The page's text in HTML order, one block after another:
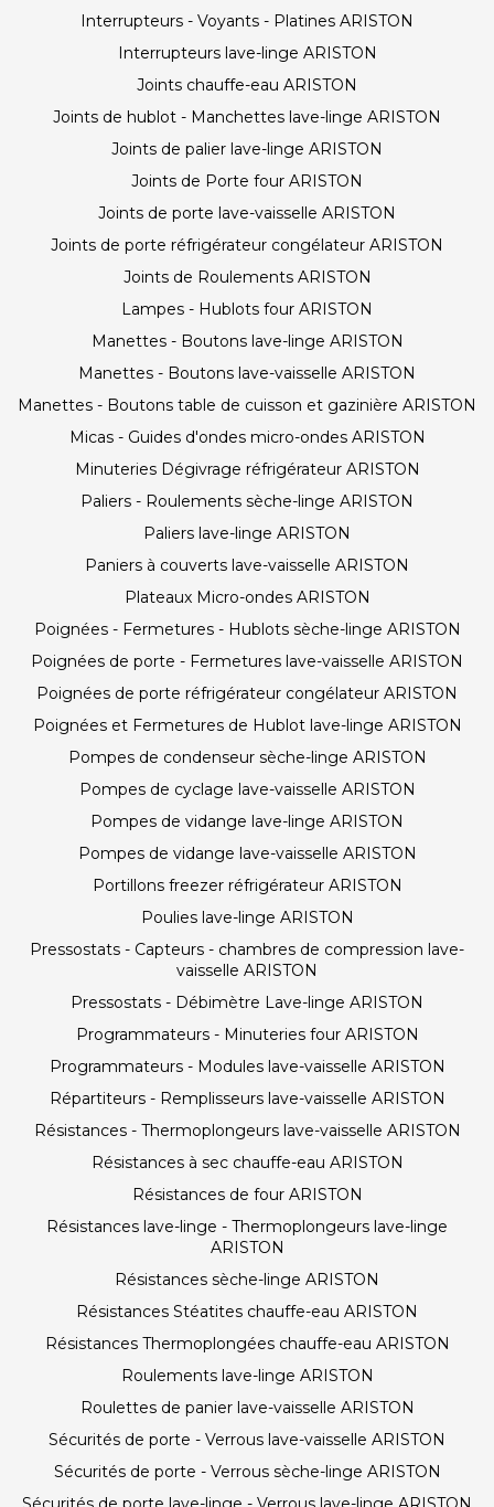
Interrupteurs - Voyants - Platines ARISTON
Interrupteurs lave-linge ARISTON
Joints chauffe-eau ARISTON
Joints de hublot - Manchettes lave-linge ARISTON
Joints de palier lave-linge ARISTON
Joints de Porte four ARISTON
Joints de porte lave-vaisselle ARISTON
Joints de porte réfrigérateur congélateur ARISTON
Joints de Roulements ARISTON
Lampes - Hublots four ARISTON
Manettes - Boutons lave-linge ARISTON
Manettes - Boutons lave-vaisselle ARISTON
Manettes - Boutons table de cuisson et gazinière ARISTON
Micas - Guides d'ondes micro-ondes ARISTON
Minuteries Dégivrage réfrigérateur ARISTON
Paliers - Roulements sèche-linge ARISTON
Paliers lave-linge ARISTON
Paniers à couverts lave-vaisselle ARISTON
Plateaux Micro-ondes ARISTON
Poignées - Fermetures - Hublots sèche-linge ARISTON
Poignées de porte - Fermetures lave-vaisselle ARISTON
Poignées de porte réfrigérateur congélateur ARISTON
Poignées et Fermetures de Hublot lave-linge ARISTON
Pompes de condenseur sèche-linge ARISTON
Pompes de cyclage lave-vaisselle ARISTON
Pompes de vidange lave-linge ARISTON
Pompes de vidange lave-vaisselle ARISTON
Portillons freezer réfrigérateur ARISTON
Poulies lave-linge ARISTON
Pressostats - Capteurs - chambres de compression lave-
vaisselle ARISTON
Pressostats - Débimètre Lave-linge ARISTON
Programmateurs - Minuteries four ARISTON
Programmateurs - Modules lave-vaisselle ARISTON
Répartiteurs - Remplisseurs lave-vaisselle ARISTON
Résistances - Thermoplongeurs lave-vaisselle ARISTON
Résistances à sec chauffe-eau ARISTON
Résistances de four ARISTON
Résistances lave-linge - Thermoplongeurs lave-linge
ARISTON
Résistances sèche-linge ARISTON
Résistances Stéatites chauffe-eau ARISTON
Résistances Thermoplongées chauffe-eau ARISTON
Roulements lave-linge ARISTON
Roulettes de panier lave-vaisselle ARISTON
Sécurités de porte - Verrous lave-vaisselle ARISTON
Sécurités de porte - Verrous sèche-linge ARISTON